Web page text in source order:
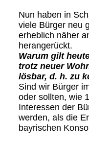
Nun haben in
viele Bürger neu
erheblich näher
herangerückt.
Warum gilt
trotz neuer
lösbar, d. h. zu
Sind wir Bürger
oder sollten, wie
Interessen der
werden, als die
bayrischen